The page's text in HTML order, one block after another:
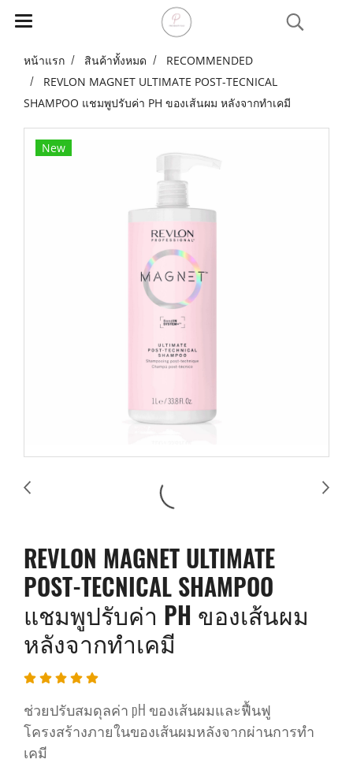
หน้าแรก สินค้าทั้งหมด
RECOMMENDED
REVLON MAGNET ULTIMATE POST-TECNICAL
SHAMPOO แชมพูปรับค่า PH ของเส้นผม หลังจากทำเคมี
New
REVLON MAGNET ULTIMATE
POST-TECNICAL SHAMPOO
แชมพูปรับค่า PH ของเส้นผม
หลังจากทำเคมี
ช่วยปรับสมดุลค่า pH ของเส้นผมและฟื้นฟู
โครงสร้างภายในของเส้นผมหลังจากผ่านการทำ
เคมี